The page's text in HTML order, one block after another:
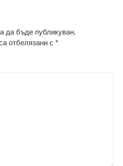
да бъде публикуван.
отбелязани с *